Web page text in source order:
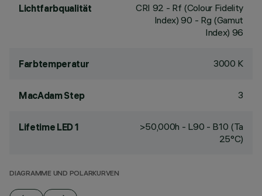
Lichtfarbqualität CRI 92 - Rf (Colour Fidelity
Index) 90 - Rg (Gamut
Index) 96
Farbtemperatur 3000 K
MacAdam Step 3
Lifetime LED 1
>50,000h - L90 - B10 (Ta
25°C)
DIAGRAMME UND POLARKURVEN